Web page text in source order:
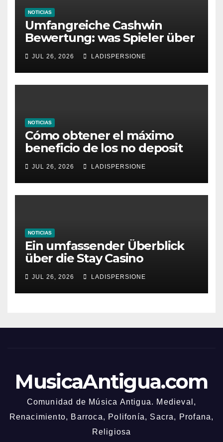
NOTICIAS
Umfangreiche Cashwin
Bewertung: was Spieler über
JUL 26, 2026 LADISPERSIONE
NOTICIAS
Cómo obtener el máximo
beneficio de los no deposit
JUL 26, 2026 LADISPERSIONE
NOTICIAS
Ein umfassender Überblick
über die Stay Casino
JUL 26, 2026 LADISPERSIONE
MusicaAntigua.com
Comunidad de Música Antigua. Medieval,
Renacimiento, Barroca, Polifonía, Sacra, Profana,
Religiosa